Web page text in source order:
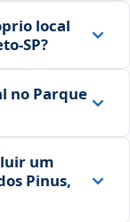
local
no Parque
um
Pinus,